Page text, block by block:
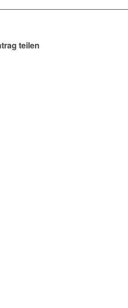
teilen